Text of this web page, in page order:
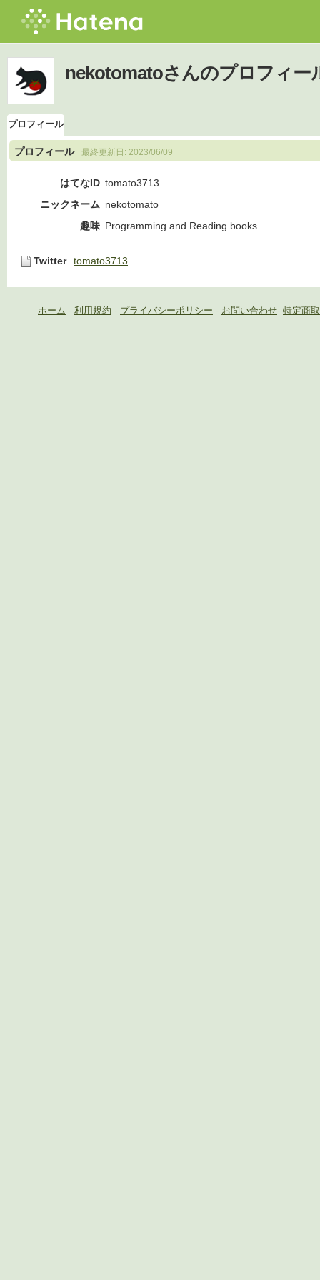
nekotomatoさんのプロフィー
プロフィール
プロフィール 最終更新日: 2023/06/09
はてなID tomato3713
ニックネーム nekotomato
趣味 Programming and Reading books
Twitter tomato3713
ホーム - 利用規約 - プライバシーポリシー - お問い合わせ- 特定商